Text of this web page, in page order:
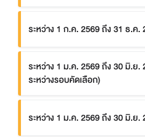
ระหว่าง 1 ก.ค. 2569 ถึง 31 ธ.ค.
ระหว่าง 1 ม.ค. 2569 ถึง 30 มิ.ย.
ระหว่างรอบคัดเลือก)
ระหว่าง 1 ม.ค. 2569 ถึง 30 มิ.ย.